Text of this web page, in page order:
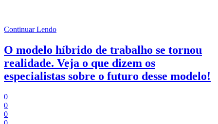
Continuar Lendo
O modelo híbrido de trabalho se tornou
realidade. Veja o que dizem os
especialistas sobre o futuro desse modelo!
0
0
0